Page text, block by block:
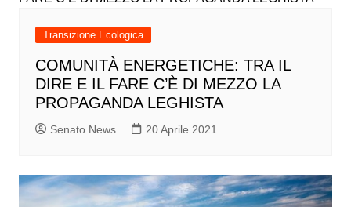
Transizione Ecologica
COMUNITÀ ENERGETICHE: TRA IL
DIRE E IL FARE C’È DI MEZZO LA
PROPAGANDA LEGHISTA
Senato News 20 Aprile 2021